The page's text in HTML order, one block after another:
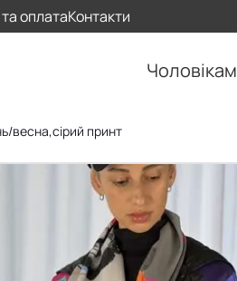
оплатаКонтакти
Чоловікам
Пошук
весна,сірий принт